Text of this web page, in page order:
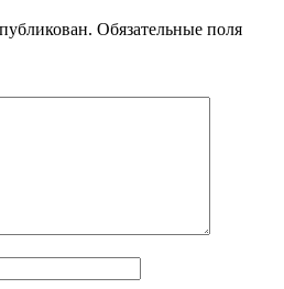
Обязательные поля